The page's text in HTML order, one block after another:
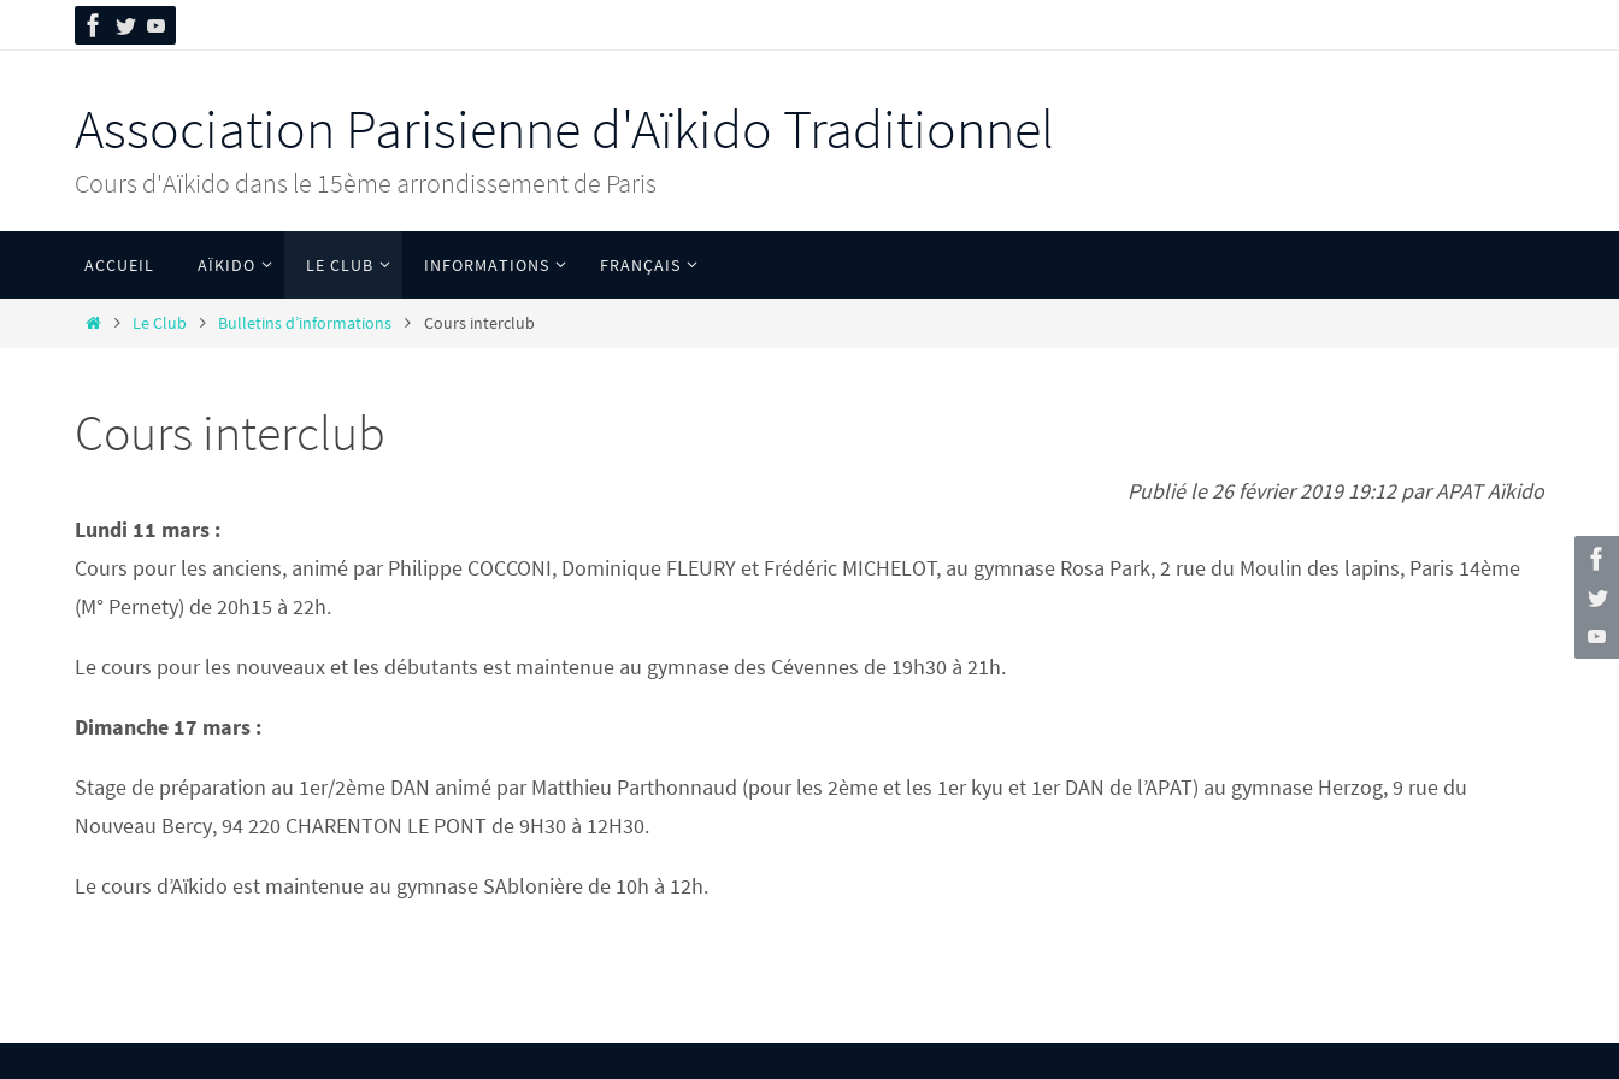
Association Parisienne d'Aïkido Traditionnel
Cours d'Aïkido dans le 15ème arrondissement de Paris
ACCUEIL AÏKIDO LE CLUB INFORMATIONS FRANÇAIS
Le Club Bulletins d’informations Cours interclub
Cours interclub
Publié le 26 février 2019 19:12 par APAT Aïkido
Lundi 11 mars :
Cours pour les anciens, animé par Philippe COCCONI, Dominique FLEURY et Frédéric MICHELOT, au gymnase Rosa Park, 2 rue du Moulin des lapins, Paris 14ème
(M° Pernety) de 20h15 à 22h.
Le cours pour les nouveaux et les débutants est maintenue au gymnase des Cévennes de 19h30 à 21h.
Dimanche 17 mars :
Stage de préparation au 1er/2ème DAN animé par Matthieu Parthonnaud (pour les 2ème et les 1er kyu et 1er DAN de l’APAT) au gymnase Herzog, 9 rue du
Nouveau Bercy, 94 220 CHARENTON LE PONT de 9H30 à 12H30.
Le cours d’Aïkido est maintenue au gymnase SAblonière de 10h à 12h.